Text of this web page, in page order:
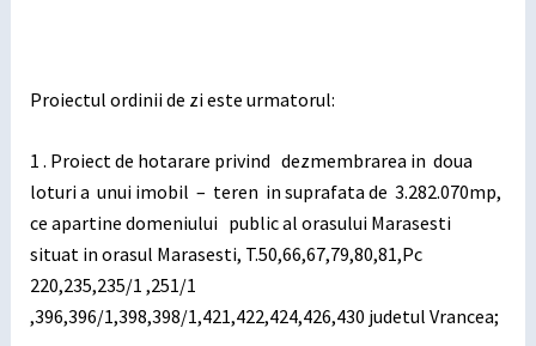
Proiectul ordinii de zi este urmatorul:
1 . Proiect de hotarare privind dezmembrarea in doua
loturi a unui imobil – teren in suprafata de 3.282.070mp,
ce apartine domeniului public al orasului Marasesti
situat in orasul Marasesti, T.50,66,67,79,80,81,Pc
220,235,235/1 ,251/1
,396,396/1,398,398/1,421,422,424,426,430 judetul Vrancea;